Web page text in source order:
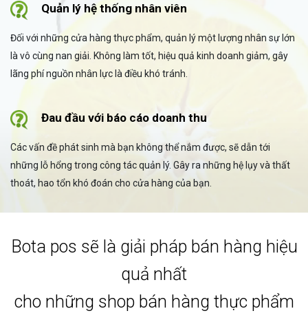
Quản lý hệ thống nhân viên
Đối với những cửa hàng thực phẩm, quản lý một lượng nhân sự lớn
là vô cùng nan giải. Không làm tốt, hiệu quả kinh doanh giảm, gây
lãng phí nguồn nhân lực là điều khó tránh.
Đau đầu với báo cáo doanh thu
Các vấn đề phát sinh mà bạn không thể nắm được, sẽ dẫn tới
những lỗ hổng trong công tác quản lý. Gây ra những hệ lụy và thất
thoát, hao tổn khó đoán cho cửa hàng của bạn.
Bota pos sẽ là giải pháp bán hàng hiệu
quả nhất
cho những shop bán hàng thực phẩm